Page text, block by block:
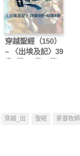
穿越聖經（150）
– 〈出埃及記〉39
穿越_出 聖經 麥基牧師